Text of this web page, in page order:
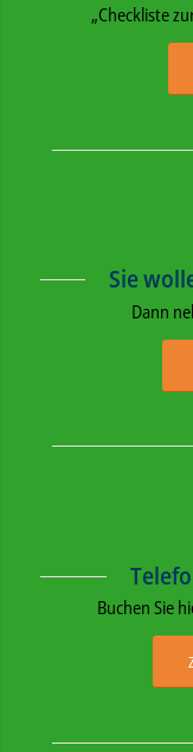
„Checkliste
Sie
Dann
Buchen Sie